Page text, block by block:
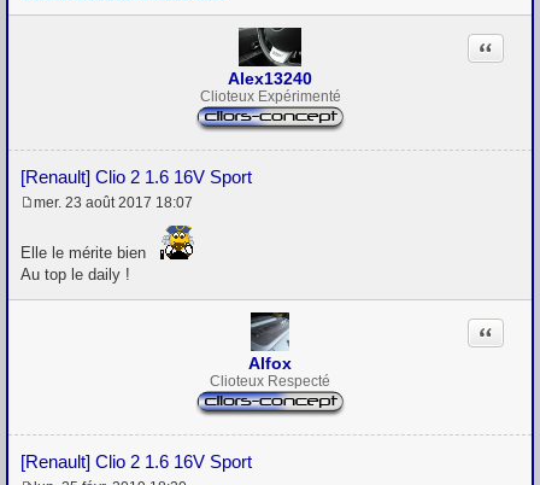
Alex13240
Clioteux Expérimenté
[Renault] Clio 2 1.6 16V Sport
Citation
s
a
g
mer. 23 août 2017 18:07
Elle le mérite bien
Au top le daily !
Alfox
Clioteux Respecté
[Renault] Clio 2 1.6 16V Sport
Citation